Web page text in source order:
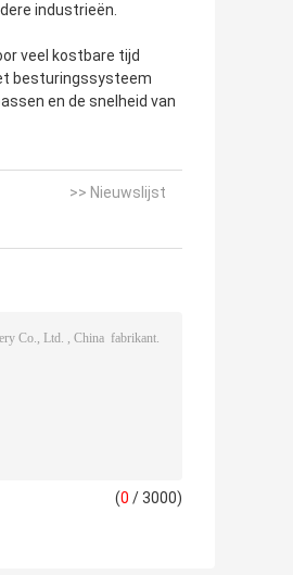
industrieën.
veel kostbare tijd
besturingssysteem
en de snelheid van
>> Nieuwslijst
(0 / 3000)